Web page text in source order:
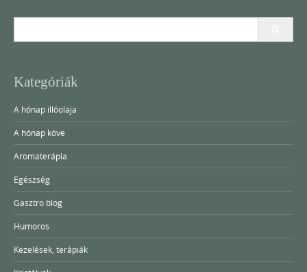
Kategóriák
A hónap illóolaja
A hónap köve
Aromaterápia
Egészség
Gasztro blog
Humoros
Kezelések, terápiák